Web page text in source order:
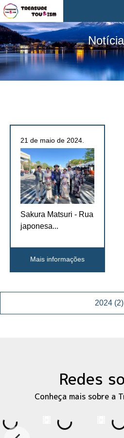
21 de maio de 2024.
Sakura Matsuri - Rua
japonesa...
Mais informações
2024(2)
Redes
Conheça mais sobre a